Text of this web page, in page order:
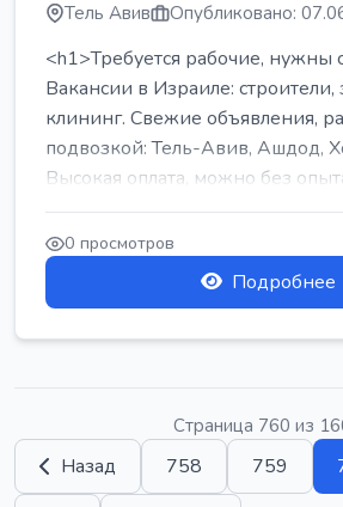
Тель Авив Опубликовано:
<h1>Требуется рабочие, нужны
Вакансии в Израиле: строители,
клининг. Свежие объявления,
подвозкой: Тель-Авив, Ашдод,
Высокая оплата, можно без
...
0 просмотров
Подробнее
Страница 760 из
Назад 758 759